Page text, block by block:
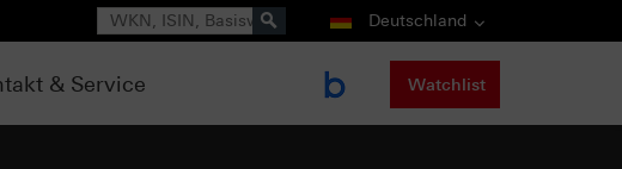
Suche Deutschland
& Service Watchlist